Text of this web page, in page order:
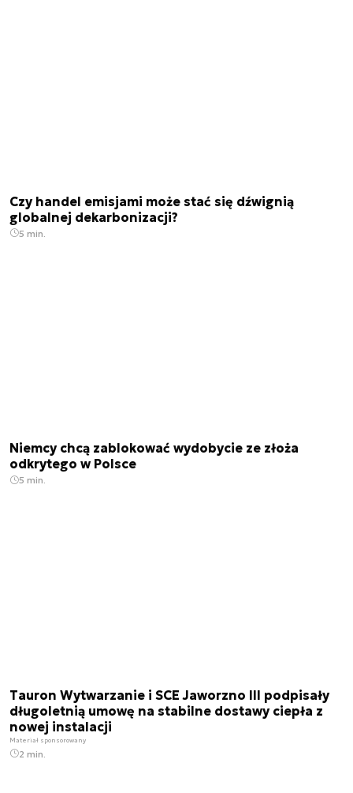
Czy handel emisjami może stać się dźwignią
globalnej dekarbonizacji?
5 min.
Niemcy chcą zablokować wydobycie ze złoża
odkrytego w Polsce
5 min.
Tauron Wytwarzanie i SCE Jaworzno III podpisały
długoletnią umowę na stabilne dostawy ciepła z
nowej instalacji
Materiał sponsorowany
2 min.